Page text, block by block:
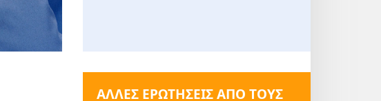
ΑΛΛΕΣ ΕΡΩΤΗΣΕΙΣ ΑΠΟ ΤΟΥΣ